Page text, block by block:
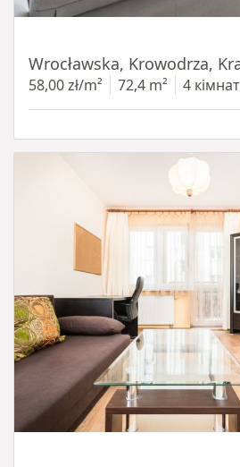
Wrocławska, Krowodrza,
58,00 zł/m² 72,4 m² 4